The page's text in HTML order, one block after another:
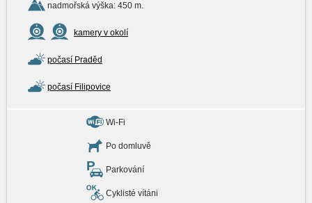
nadmořská výška: 450 m.
kamery v okolí
počasí Praděd
počasí Filipovice
Wi-Fi
Po domluvě
Parkování
Cyklisté vítáni